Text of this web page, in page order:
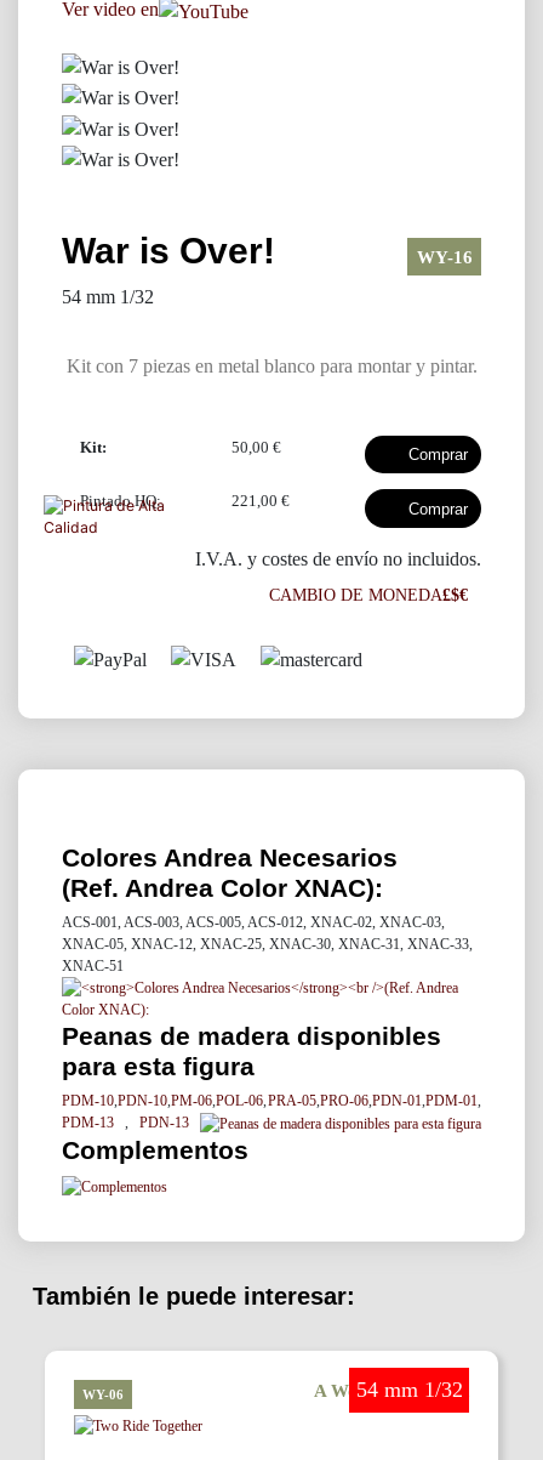
Ver video en
War is Over! WY-16
54 mm 1/32
Kit con 7 piezas en metal blanco para montar y pintar.
Kit: 50,00 €
Pintado HQ: 221,00 €
I.V.A. y costes de envío no incluidos.
CAMBIO DE MONEDA£$€
Colores Andrea Necesarios
(Ref. Andrea Color XNAC):
ACS-001, ACS-003, ACS-005, ACS-012, XNAC-02, XNAC-03,
XNAC-05, XNAC-12, XNAC-25, XNAC-30, XNAC-31, XNAC-33,
XNAC-51
Peanas de madera disponibles
para esta figura
PDM-10,PDN-10,PM-06,POL-06,PRA-05,PRO-06,PDN-01,PDM-01,
PDM-13
, PDN-13
Complementos
También le puede interesar:
WY-06 A Wonderful World
54 mm 1/32